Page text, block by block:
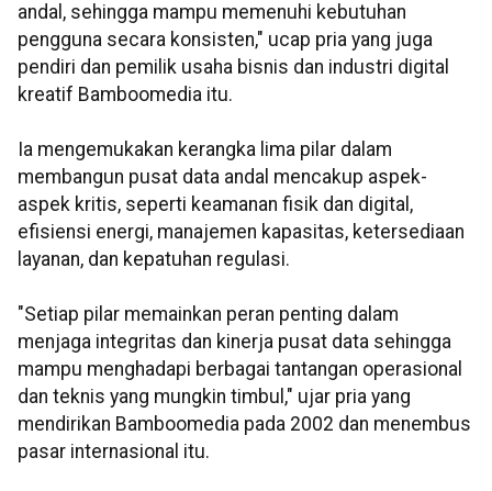
andal, sehingga mampu memenuhi kebutuhan
pengguna secara konsisten," ucap pria yang juga
pendiri dan pemilik usaha bisnis dan industri digital
kreatif Bamboomedia itu.
Ia mengemukakan kerangka lima pilar dalam
membangun pusat data andal mencakup aspek-
aspek kritis, seperti keamanan fisik dan digital,
efisiensi energi, manajemen kapasitas, ketersediaan
layanan, dan kepatuhan regulasi.
"Setiap pilar memainkan peran penting dalam
menjaga integritas dan kinerja pusat data sehingga
mampu menghadapi berbagai tantangan operasional
dan teknis yang mungkin timbul," ujar pria yang
mendirikan Bamboomedia pada 2002 dan menembus
pasar internasional itu.